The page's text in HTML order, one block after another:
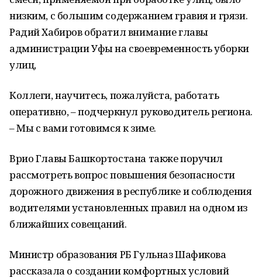
низким, с большим содержанием гравия и грязи.
Радий Хабиров обратил внимание главы
администрации Уфы на своевременность уборки
улиц,
Коллеги, научитесь, пожалуйста, работать
оперативно, – подчеркнул руководитель региона.
– Мы с вами готовимся к зиме.
Врио Главы Башкортостана также поручил
рассмотреть вопрос повышения безопасности
дорожного движения в республике и соблюдения
водителями установленных правил на одном из
ближайших совещаний.
Министр образования РБ Гульназ Шафикова
рассказала о создании комфортных условий